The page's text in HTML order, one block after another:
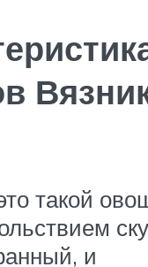
такой
и